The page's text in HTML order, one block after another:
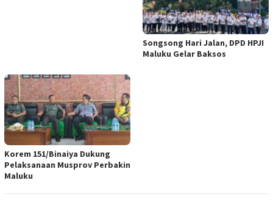
Songsong Hari Jalan, DPD HPJI
Maluku Gelar Baksos
Korem 151/Binaiya Dukung
Pelaksanaan Musprov Perbakin
Maluku